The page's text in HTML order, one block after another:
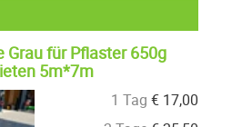
Grau für Pflaster 650g
5m*7m
1 Tag € 17,00